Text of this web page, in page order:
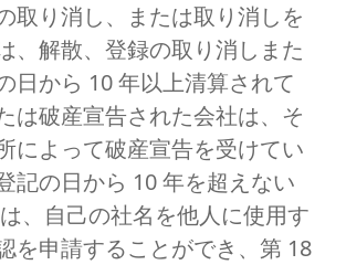
取り消し、または取り消しを
、解散、登録の取り消しまた
日から 10 年以上清算されて
は破産宣告された会社は、そ
によって破産宣告を受けてい
記の日から 10 年を超えない
、自己の社名を他人に使用す
を申請することができ、第 18